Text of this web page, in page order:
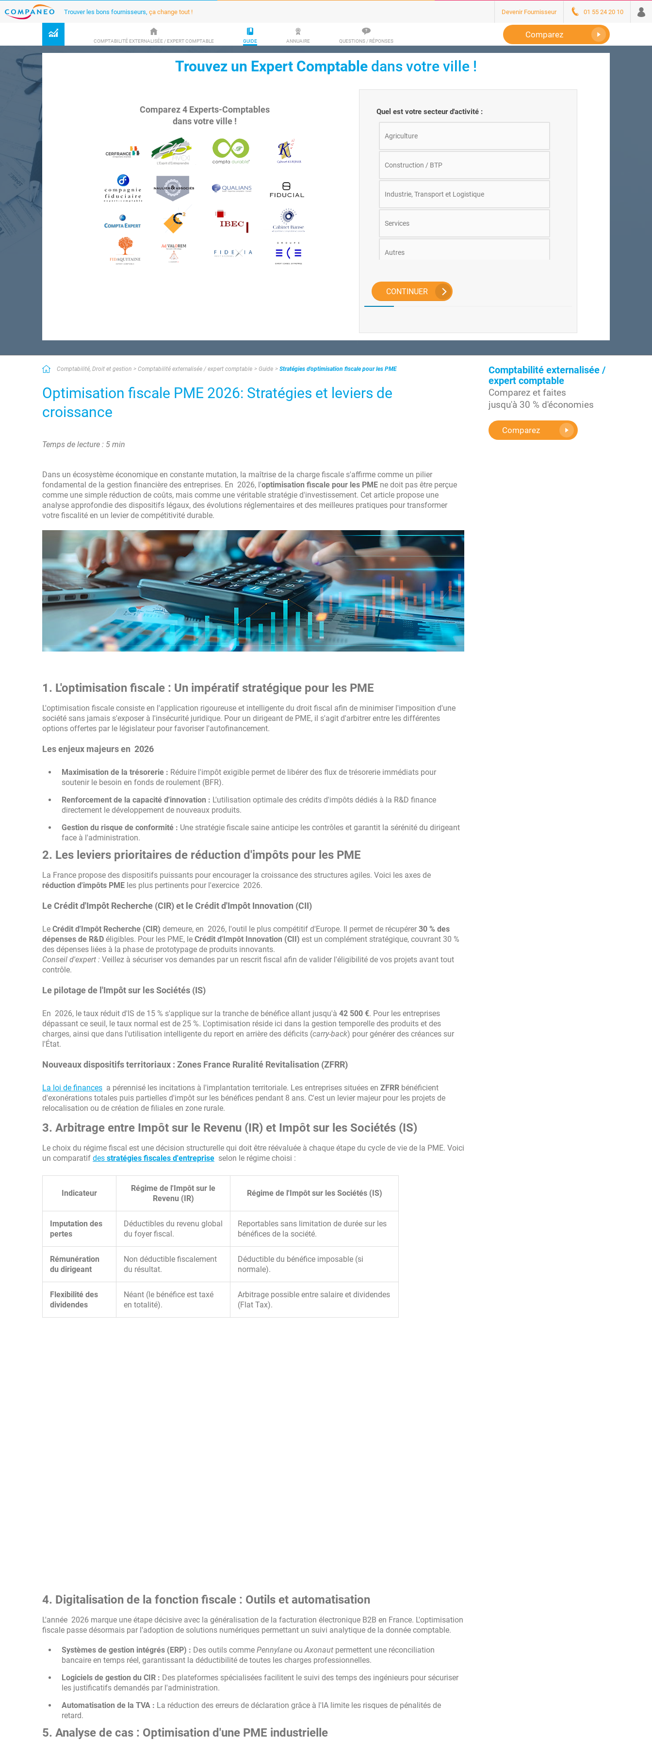
Trouver les bons fournisseurs, ça change tout ! Devenir Fournisseur 01 55 24 20 10
COMPTABILITÉ EXTERNALISÉE / EXPERT COMPTABLE GUIDE ANNUAIRE QUESTIONS / RÉPONSES
Comparez
Trouvez un Expert Comptable dans votre ville !
Comparez 4 Experts-Comptables
dans votre ville !
Quel est votre secteur d'activité :
Agriculture
Construction / BTP
Industrie, Transport et Logistique
Services
Autres
Commerce et CHR
CONTINUER
Comptabilité, Droit et gestion Comptabilité externalisée / expert comptable Guide Stratégies d'optimisation fiscale pour les PME
Optimisation fiscale PME 2026: Stratégies et leviers de
croissance
Temps de lecture : 5 min
Dans un écosystème économique en constante mutation, la maîtrise de la charge fiscale s'affirme comme un pilier
fondamental de la gestion financière des entreprises. En 2026, l'optimisation fiscale pour les PME ne doit pas être perçue
comme une simple réduction de coûts, mais comme une véritable stratégie d'investissement. Cet article propose une
analyse approfondie des dispositifs légaux, des évolutions réglementaires et des meilleures pratiques pour transformer
votre fiscalité en un levier de compétitivité durable.
1. L'optimisation fiscale : Un impératif stratégique pour les PME
L'optimisation fiscale consiste en l'application rigoureuse et intelligente du droit fiscal afin de minimiser l'imposition d'une
société sans jamais s'exposer à l'insécurité juridique. Pour un dirigeant de PME, il s'agit d'arbitrer entre les différentes
options offertes par le législateur pour favoriser l'autofinancement.
Les enjeux majeurs en 2026
Maximisation de la trésorerie : Réduire l'impôt exigible permet de libérer des flux de trésorerie immédiats pour
soutenir le besoin en fonds de roulement (BFR).
Renforcement de la capacité d'innovation : L'utilisation optimale des crédits d'impôts dédiés à la R&D finance
directement le développement de nouveaux produits.
Gestion du risque de conformité : Une stratégie fiscale saine anticipe les contrôles et garantit la sérénité du dirigeant
face à l'administration.
2. Les leviers prioritaires de réduction d'impôts pour les PME
La France propose des dispositifs puissants pour encourager la croissance des structures agiles. Voici les axes de
réduction d'impôts PME les plus pertinents pour l'exercice 2026.
Le Crédit d'Impôt Recherche (CIR) et le Crédit d'Impôt Innovation (CII)
Le Crédit d'Impôt Recherche (CIR) demeure, en 2026, l'outil le plus compétitif d'Europe. Il permet de récupérer 30 % des
dépenses de R&D éligibles. Pour les PME, le Crédit d'Impôt Innovation (CII) est un complément stratégique, couvrant 30 %
des dépenses liées à la phase de prototypage de produits innovants.
Conseil d'expert : Veillez à sécuriser vos demandes par un rescrit fiscal afin de valider l'éligibilité de vos projets avant tout
contrôle.
Le pilotage de l'Impôt sur les Sociétés (IS)
En 2026, le taux réduit d'IS de 15 % s'applique sur la tranche de bénéfice allant jusqu'à 42 500 €. Pour les entreprises
dépassant ce seuil, le taux normal est de 25 %. L'optimisation réside ici dans la gestion temporelle des produits et des
charges, ainsi que dans l'utilisation intelligente du report en arrière des déficits (carry-back) pour générer des créances sur
l'État.
Nouveaux dispositifs territoriaux : Zones France Ruralité Revitalisation (ZFRR)
La loi de finances a pérennisé les incitations à l'implantation territoriale. Les entreprises situées en ZFRR bénéficient
d'exonérations totales puis partielles d'impôt sur les bénéfices pendant 8 ans. C'est un levier majeur pour les projets de
relocalisation ou de création de filiales en zone rurale.
3. Arbitrage entre Impôt sur le Revenu (IR) et Impôt sur les Sociétés (IS)
Le choix du régime fiscal est une décision structurelle qui doit être réévaluée à chaque étape du cycle de vie de la PME. Voici
un comparatif des stratégies fiscales d'entreprise selon le régime choisi :
Indicateur
Régime de l'Impôt sur le
Revenu (IR)
Régime de l'Impôt sur les Sociétés (IS)
Imputation des
pertes
Déductibles du revenu global
du foyer fiscal.
Reportables sans limitation de durée sur les
bénéfices de la société.
Rémunération
du dirigeant
Non déductible fiscalement
du résultat.
Déductible du bénéfice imposable (si
normale).
Flexibilité des
dividendes
Néant (le bénéfice est taxé
en totalité).
Arbitrage possible entre salaire et dividendes
(Flat Tax).
4. Digitalisation de la fonction fiscale : Outils et automatisation
L'année 2026 marque une étape décisive avec la généralisation de la facturation électronique B2B en France. L'optimisation
fiscale passe désormais par l'adoption de solutions numériques permettant un suivi analytique de la donnée comptable.
Systèmes de gestion intégrés (ERP) : Des outils comme Pennylane ouAxonaut permettent une réconciliation
bancaire en temps réel, garantissant la déductibilité de toutes les charges professionnelles.
Logiciels de gestion du CIR : Des plateformes spécialisées facilitent le suivi des temps des ingénieurs pour sécuriser
les justificatifs demandés par l'administration.
Automatisation de la TVA : La réduction des erreurs de déclaration grâce à l'IA limite les risques de pénalités de
retard.
5. Analyse de cas : Optimisation d'une PME industrielle
Comptabilité externalisée /
expert comptable
Comparez et faites
jusqu'à 30 % d'économies
Comparez